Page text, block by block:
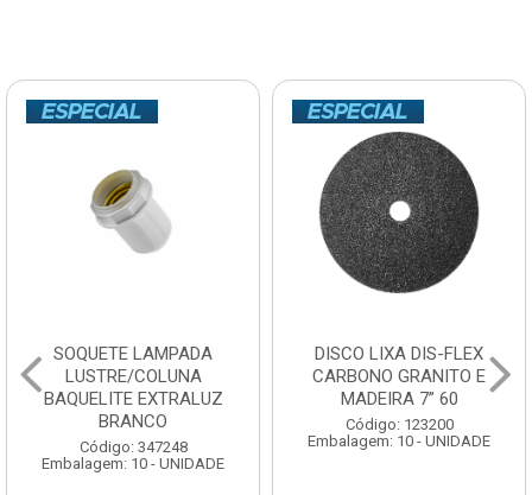
DISCO LIXA DIS-FLEX
CARBONO GRANITO E
MADEIRA 7” 60
Código: 123200
Embalagem: 10 - UNIDADE
ISOLADOR PARALELO
WALPLAST16x25 1/4
Código: 302678
Embalagem: 10 - UNIDADE